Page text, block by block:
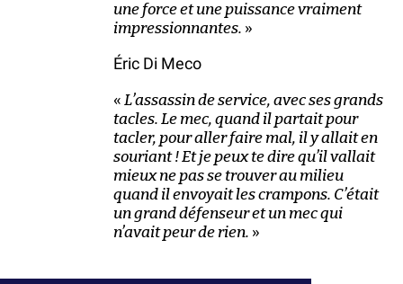
une force et une puissance vraiment
impressionnantes. »
Éric Di Meco
« L’assassin de service, avec ses grands
tacles. Le mec, quand il partait pour
tacler, pour aller faire mal, il y allait en
souriant ! Et je peux te dire qu’il vallait
mieux ne pas se trouver au milieu
quand il envoyait les crampons. C’était
un grand défenseur et un mec qui
n’avait peur de rien. »